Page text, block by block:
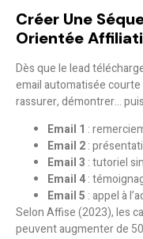
Créer Une
Orientée
Dès que le lead
email automatiséecourte
rassurer, démontrer…
Email 1 :
Email 2:
Email 3 : tutoriel
Email 4:
Email 5 : appel à
Selon Affise (2023), les
peuventaugmenter de